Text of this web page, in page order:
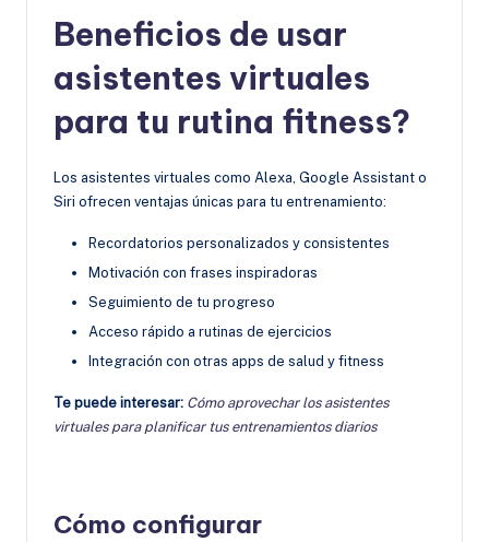
Beneficios de usar
asistentes virtuales
para tu rutina fitness?
Los asistentes virtuales como Alexa, Google Assistant o
Siri ofrecen ventajas únicas para tu entrenamiento:
Recordatorios personalizados y consistentes
Motivación con frases inspiradoras
Seguimiento de tu progreso
Acceso rápido a rutinas de ejercicios
Integración con otras apps de salud y fitness
Te puede interesar: Cómo aprovechar los asistentes
virtuales para planificar tus entrenamientos diarios
Cómo configurar